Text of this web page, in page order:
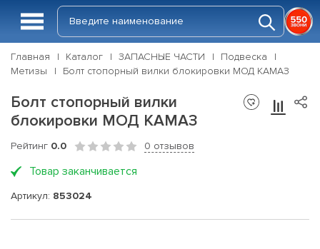
Главная Каталог ЗАПАСНЫЕ ЧАСТИ
Подвеска
Метизы
Болт стопорный вилки блокировки МОД КАМАЗ
Болт стопорный вилки
блокировки МОД КАМАЗ
Рейтинг 0.0 0 отзывов
Товар заканчивается
Артикул: 853024